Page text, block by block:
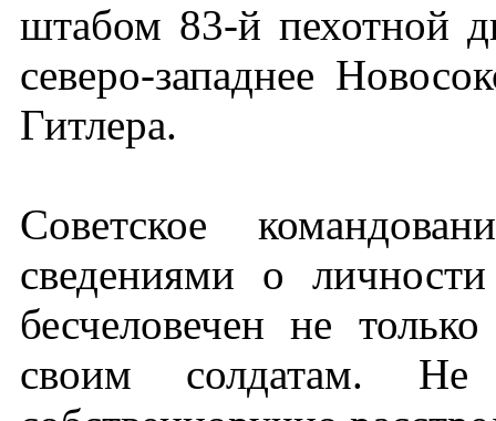
штабом 83-й пехотной
северо-западнее
Гитлера.
Советское
сведениями о
бесчеловечен не
своим солдатам. Не